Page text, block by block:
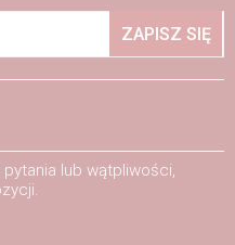
ZAPISZ SIĘ
lub wątpliwości,